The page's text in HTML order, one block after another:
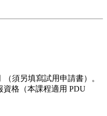
須另填寫試用申請書）。
格（本課程適用 PDU